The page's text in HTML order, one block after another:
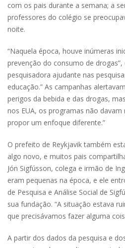
com os pais durante a semana; a
professores do colégio se
noite.
“Naquela época, houve inúmeras
prevenção do consumo de
pesquisadora ajudante nas
educação.” As campanhas
perigos da bebida e das drogas,
nos EUA, os programas não davam
propor um enfoque diferente.”
O prefeito de Reykjavik também
algo novo, e muitos pais
Jón Sigfússon, colega e irmão de
eram pequenas na época, e ele
de Pesquisa e Análise Social de
sua fundação. “A situação estava
que precisávamos fazer alguma
A partir dos dados da pesquisa e